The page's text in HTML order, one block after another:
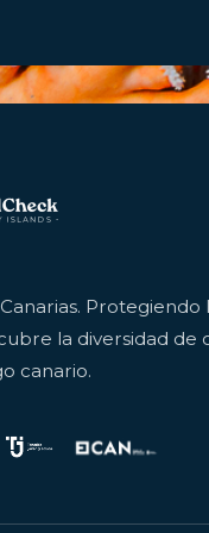
Protegiendo
la diversidad de
canario.